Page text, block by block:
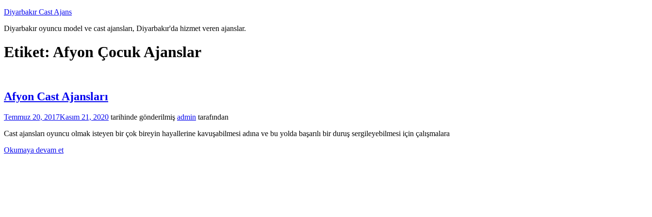
İçeriğe
Diyarbakır Cast Ajans
Diyarbakır oyuncu model ve cast ajansları, Diyarbakır'da hizmet veren ajanslar.
Etiket: Afyon Çocuk Ajanslar
Afyon Cast Ajansları
Temmuz 20, 2017Kasım 21, 2020 tarihinde gönderilmiş admin tarafından
Cast ajansları oyuncu olmak isteyen bir çok bireyin hayallerine kavuşabilmesi adına ve bu yolda başarılı bir duruş sergileyebilmesi için çalışmalara
Okumaya devam et